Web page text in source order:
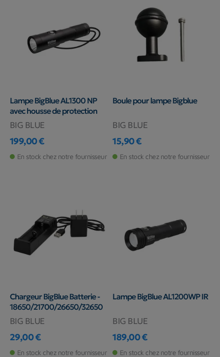
Lampe BigBlue AL1300 NP
avec housse de protection
BIG BLUE
Prix
199,00 €
En stock chez notre fournisseur
Boule pour lampe Bigblue
BIG BLUE
Prix
15,90 €
En stock chez notre fournisseur
Chargeur BigBlue Batterie -
18650/21700/26650/32650
BIG BLUE
Prix
29,00 €
En stock chez notre fournisseur
Lampe BigBlue AL1200WP IR
BIG BLUE
Prix
189,00 €
En stock chez notre fournisseur